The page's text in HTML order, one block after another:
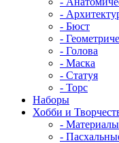
-
- Бюст
-
- Голова
- Маска
- Статуя
- Торс
Наборы
Хобби и
-
-